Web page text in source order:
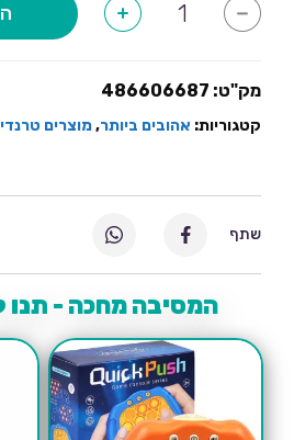
-
של
אלף
תמונה
+
מק"ט: 486606687
קטגוריות: אהובים ביותר,מוצרים
המסיבה מחכה - תנו
שתף